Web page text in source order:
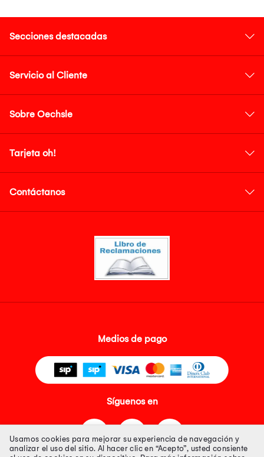
Secciones destacadas
Servicio al Cliente
Sobre Oechsle
Tarjeta oh!
Contáctanos
Medios de pago
Síguenos en
Usamos cookies para mejorar su experiencia de navegación y
analizar el uso del sitio. Al hacer clic en “Acepto”, usted consiente